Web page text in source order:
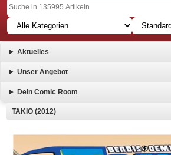
Aktuelles
Unser Angebot
Dein Comic Room
TAKIO (2012)